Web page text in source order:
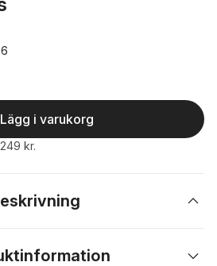
Lägg i varukorg
kr.